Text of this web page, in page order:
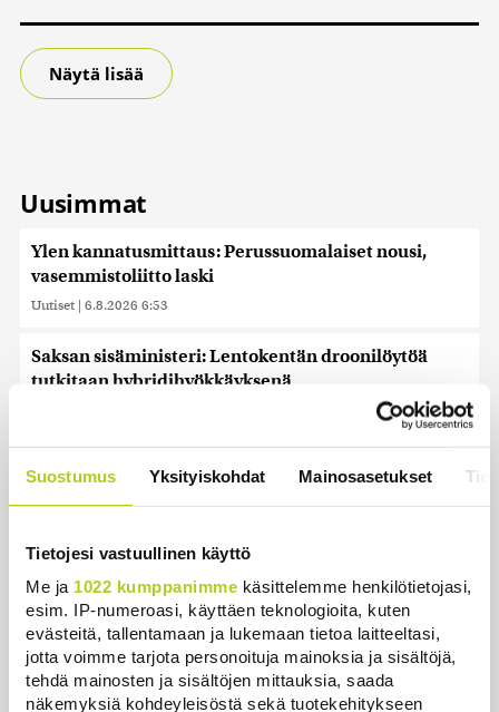
Suostumus Yksityiskohdat Mainosasetukset
Tietojesi vastuullinen käyttö
Me ja 1022 kumppanimme käsittelemme henkilötietojasi,
esim. IP-numeroasi, käyttäen teknologioita, kuten
evästeitä, tallentamaan ja lukemaan tietoa laitteeltasi,
jotta voimme tarjota personoituja mainoksia ja sisältöjä,
tehdä mainosten ja sisältöjen mittauksia, saada
näkemyksiä kohdeyleisöstä sekä tuotekehitykseen
Näytä lisää
Uusimmat
Ylen kannatusmittaus: Perussuomalaiset nousi,
vasemmistoliitto laski
Uutiset | 6.8.2026 6:53
Saksan sisäministeri: Lentokentän droonilöytöä
tutkitaan hybridihyökkäyksenä
Kuuhun ennustetusti
Kuin kauhuelokuvasta – Oletko kuullut
Etelämantereen Veriputouksesta?
Uutiset | 5.8.2026 23:00
Tiedätkö milloin ja miksi Suomessa oli aivan oma
kalenteri?